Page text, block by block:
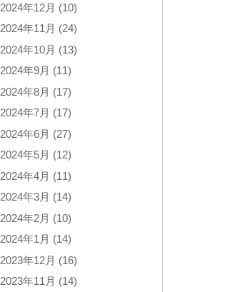
2024年12月 (10)
2024年11月 (24)
2024年10月 (13)
2024年9月 (11)
2024年8月 (17)
2024年7月 (17)
2024年6月 (27)
2024年5月 (12)
2024年4月 (11)
2024年3月 (14)
2024年2月 (10)
2024年1月 (14)
2023年12月 (16)
2023年11月 (14)